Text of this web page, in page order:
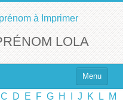
à Imprimer
LOLA
Menu
C D E F G H J K L
M